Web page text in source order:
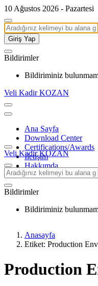
10 Ağustos 2026 - Pazartesi
Giriş Yap
Bildirimler
Bildiriminiz
Veli Kadir KOZAN
Ana Sayfa
Download Center
Certifications/Awards
İletişim
Hakkımda
Veli Kadir KOZAN
Bildirimler
Bildiriminiz
Anasayfa
Etiket: Production
Production